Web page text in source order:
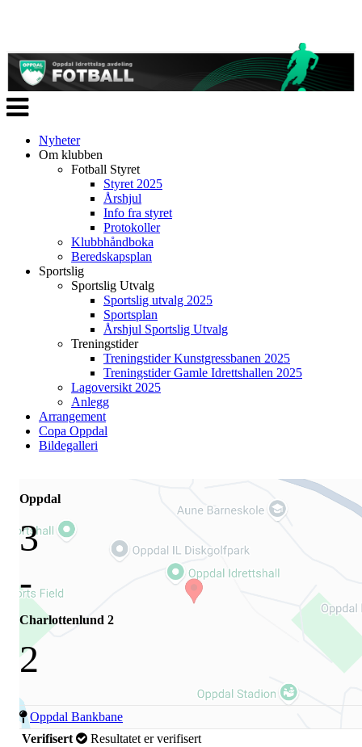
Veksle
navigasjon
Nyheter
Om klubben
Fotball Styret
Styret 2025
Årshjul
Info fra styret
Protokoller
Klubbhåndboka
Beredskapsplan
Sportslig
Sportslig Utvalg
Sportslig utvalg 2025
Sportsplan
Årshjul Sportslig Utvalg
Treningstider
Treningstider Kunstgressbanen 2025
Treningstider Gamle Idrettshallen 2025
Lagoversikt 2025
Anlegg
Arrangement
Copa Oppdal
Bildegalleri
Oppdal
3
-
Charlottenlund 2
2
Oppdal Bankbane
Verifisert
Resultatet er verifisert